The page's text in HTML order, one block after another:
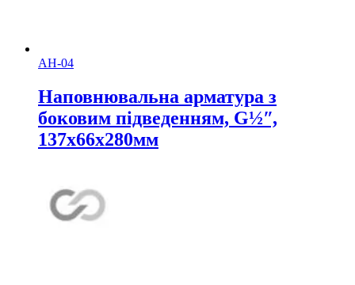
АН-04
Наповнювальна арматура з
боковим підведенням, G½ʺ,
137х66х280мм